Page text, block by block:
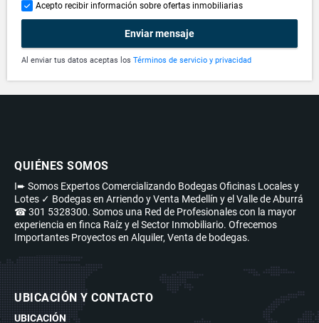
Acepto recibir información sobre ofertas inmobiliarias
Enviar mensaje
Al enviar tus datos aceptas los Términos de servicio y privacidad
QUIÉNES SOMOS
I➨ Somos Expertos Comercializando Bodegas Oficinas Locales y
Lotes ✓ Bodegas en Arriendo y Venta Medellín y el Valle de Aburrá
☎ 301 5328300. Somos una Red de Profesionales con la mayor
experiencia en finca Raíz y el Sector Inmobiliario. Ofrecemos
Importantes Proyectos en Alquiler, Venta de bodegas.
UBICACIÓN Y CONTACTO
UBICACIÓN